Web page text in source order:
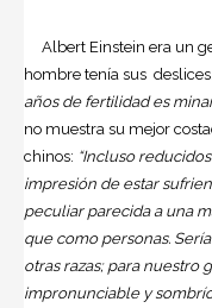
Albert Einstein era un
hombre tenía sus deslices.
años de fertilidad es
no muestra su mejor
chinos: “Incluso
impresión de estar
peculiar parecida a una
que como personas.
otras razas; para nuestro
impronunciable y